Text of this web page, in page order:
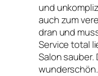
und
auch zum
dran und
Service total
Salon sauber.